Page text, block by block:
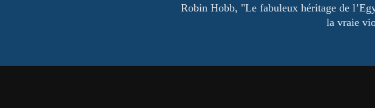
Robin Hobb, "Le fabuleux héritage de
la vraie